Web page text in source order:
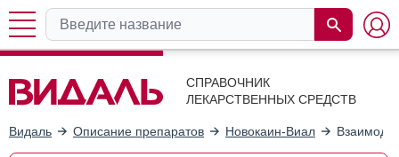
СПРАВОЧНИК
ЛЕКАРСТВЕННЫХ СРЕДСТВ
Видаль Описание препаратов Новокаин-Виал